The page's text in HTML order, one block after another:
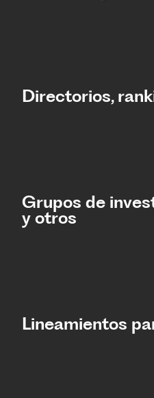
Directorios,
Grupos de
y otros
Lineamientos